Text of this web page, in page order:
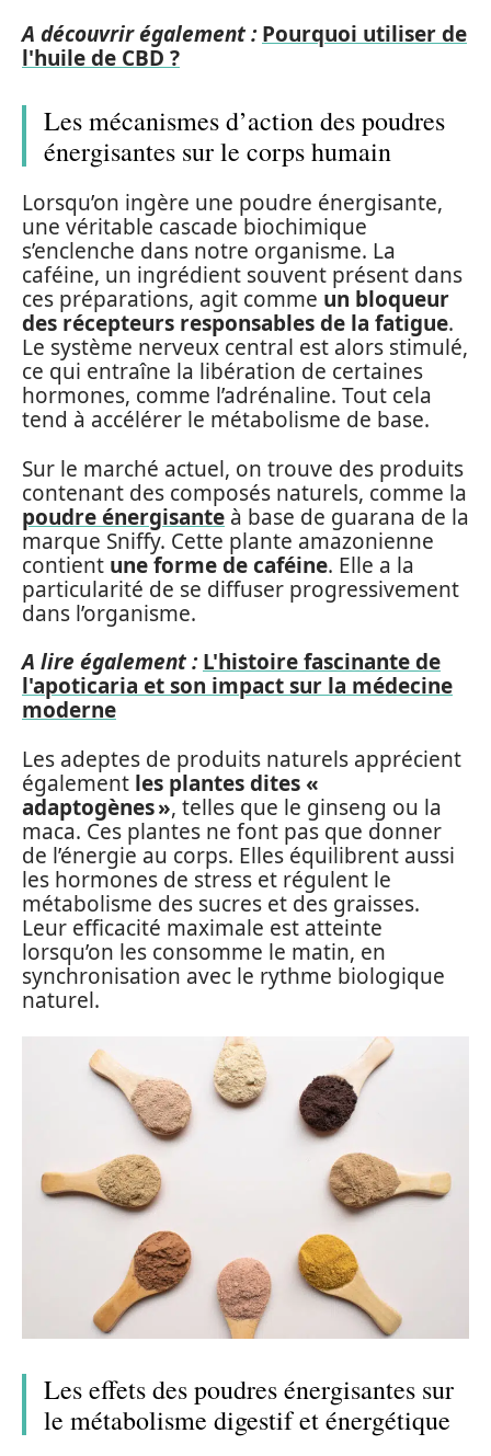
A découvrir également : Pourquoi utiliser de
l'huile de CBD ?
Les mécanismes d’action des poudres
énergisantes sur le corps humain
Lorsqu’on ingère une poudre énergisante,
une véritable cascade biochimique
s’enclenche dans notre organisme. La
caféine, un ingrédient souvent présent dans
ces préparations, agit comme un bloqueur
des récepteurs responsables de la fatigue.
Le système nerveux central est alors stimulé,
ce qui entraîne la libération de certaines
hormones, comme l’adrénaline. Tout cela
tend à accélérer le métabolisme de base.
Sur le marché actuel, on trouve des produits
contenant des composés naturels, comme la
poudre énergisante à base de guarana de la
marque Sniffy. Cette plante amazonienne
contient une forme de caféine. Elle a la
particularité de se diffuser progressivement
dans l’organisme.
A lire également : L'histoire fascinante de
l'apoticaria et son impact sur la médecine
moderne
Les adeptes de produits naturels apprécient
également les plantes dites «
adaptogènes », telles que le ginseng ou la
maca. Ces plantes ne font pas que donner
de l’énergie au corps. Elles équilibrent aussi
les hormones de stress et régulent le
métabolisme des sucres et des graisses.
Leur efficacité maximale est atteinte
lorsqu’on les consomme le matin, en
synchronisation avec le rythme biologique
naturel.
Les effets des poudres énergisantes sur
le métabolisme digestif et énergétique